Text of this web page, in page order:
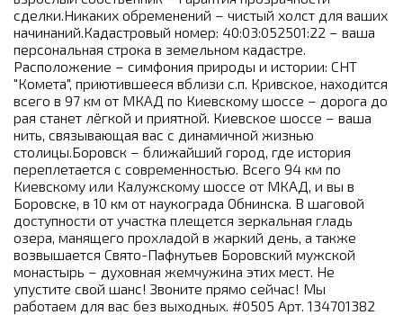
сделки.Никаких обременений – чистый холст для ваших
начинаний.Кадастровый номер: 40:03:052501:22 – ваша
персональная строка в земельном кадастре.
Расположение – симфония природы и истории: СНТ
"Комета", приютившееся вблизи с.п. Кривское, находится
всего в 97 км от МКАД по Киевскому шоссе – дорога до
рая станет лёгкой и приятной. Киевское шоссе – ваша
нить, связывающая вас с динамичной жизнью
столицы.Боровск – ближайший город, где история
переплетается с современностью. Всего 94 км по
Киевскому или Калужскому шоссе от МКАД, и вы в
Боровске, в 10 км от наукограда Обнинска. В шаговой
доступности от участка плещется зеркальная гладь
озера, манящего прохладой в жаркий день, а также
возвышается Свято-Пафнутьев Боровский мужской
монастырь – духовная жемчужина этих мест. Не
упустите свой шанс! Звоните прямо сейчас! Мы
работаем для вас без выходных. #0505 Арт. 134701382